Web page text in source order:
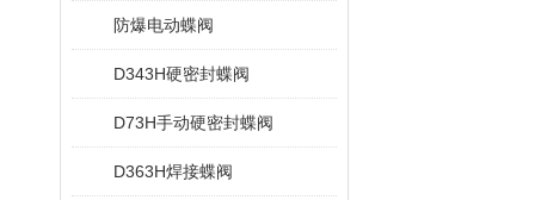
防爆电动蝶阀
D343H硬密封蝶阀
D73H手动硬密封蝶阀
D363H焊接蝶阀